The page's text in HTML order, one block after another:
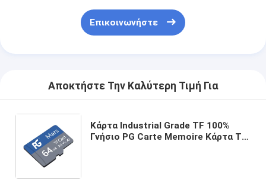
Επικοινωνήστε
Αποκτήστε Την Καλύτερη Τιμή Για
Κάρτα Industrial Grade TF 100%
Γνήσιο PG Carte Memoire Κάρτα TF